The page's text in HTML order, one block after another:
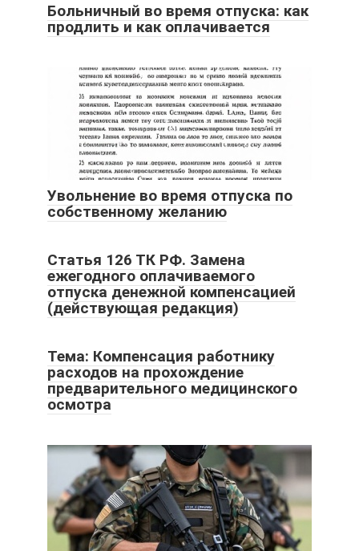
Больничный во время отпуска: как
продлить и как оплачивается
Увольнение во время отпуска по
собственному желанию
Статья 126 ТК РФ. Замена
ежегодного оплачиваемого
отпуска денежной компенсацией
(действующая редакция)
Тема: Компенсация работнику
расходов на прохождение
предварительного медицинского
осмотра